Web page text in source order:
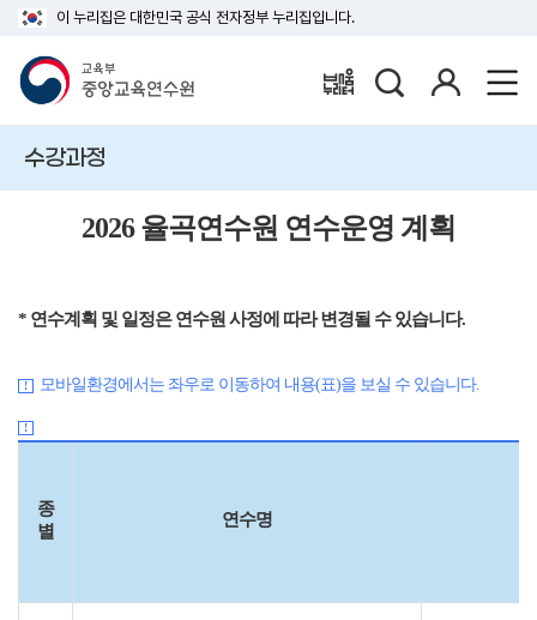
이 누리집은 대한민국 공식 전자정부 누리집입니다.
배움누리터
수강과정
2026 율곡연수원 연수운영 계획
* 연수계획 및 일정은 연수원 사정에 따라 변경될 수 있습니다.
모바일환경에서는 좌우로 이동하여 내용(표)을 보실 수 있습니다.
종
별
연수명